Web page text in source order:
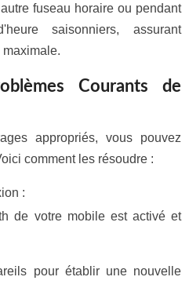
fuseau horaire ou pendant
saisonniers, assurant
Courants de
appropriés, vous pouvez
comment les résoudre :
:
de votre mobile est activé et
pour établir une nouvelle